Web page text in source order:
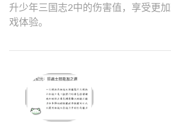
升少年三国志2中的伤害值，享受更
戏体验。